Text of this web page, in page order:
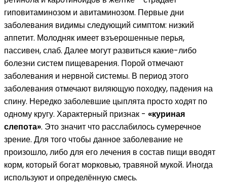
гиповитаминозом и авитаминозом. Первые дни
заболевания видимы следующий симптом: низкий
аппетит. Молодняк имеет взъерошенные перья,
пассивен, слаб. Далее могут развиться какие-либо
болезни систем пищеварения. Порой отмечают
заболевания и нервной системы. В период этого
заболевания отмечают виляющую походку, падения на
спину. Нередко заболевшие цыплята просто ходят по
одному кругу. Характерный признак - «куриная
слепота». Это значит что расслабилось сумеречное
зрение. Для того чтобы данное заболевание не
произошло, либо для его лечения в состав пищи вводят
корм, который богат морковью, травяной мукой. Иногда
используют и определённую смесь.